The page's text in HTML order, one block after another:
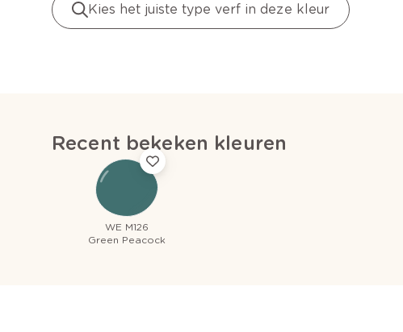
Kies het juiste type verf in deze kleur
Recent bekeken kleuren
WE M126
Green Peacock